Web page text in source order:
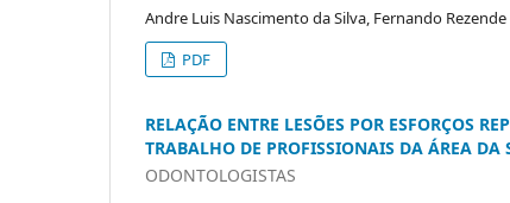
Andre Luis Nascimento da Silva, Fernando Rezende
PDF
RELAÇÃO ENTRE LESÕES POR ESFORÇOS
TRABALHO DE PROFISSIONAIS DA ÁREA DA
ODONTOLOGISTAS